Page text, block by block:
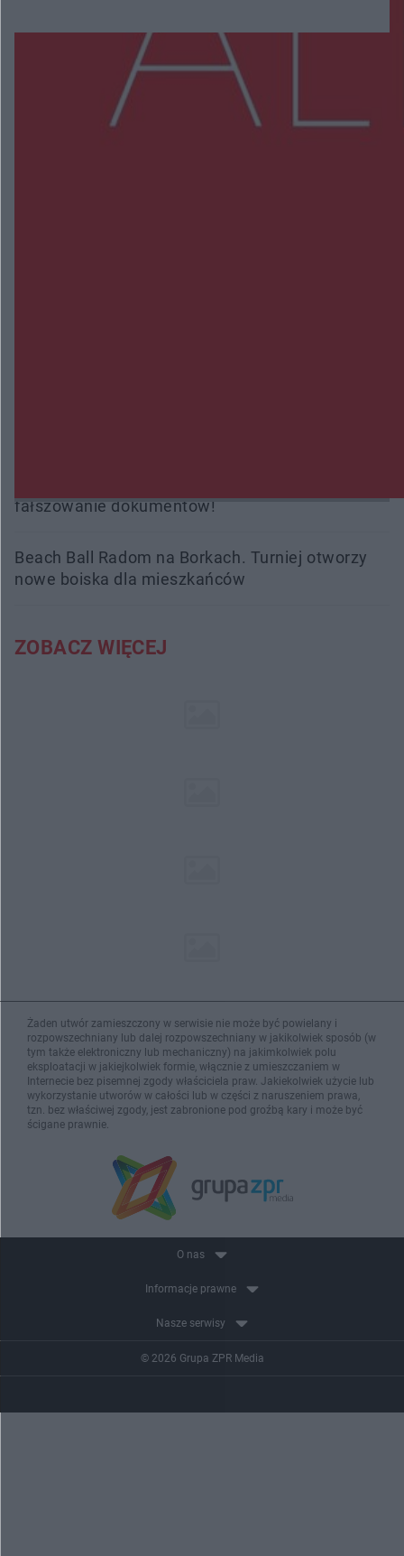
Więcej
fałszowanie dokumentów!
Beach Ball Radom na Borkach. Turniej otworzy
nowe boiska dla mieszkańców
ZOBACZ WIĘCEJ
Żaden utwór zamieszczony w serwisie nie może być powielany i
rozpowszechniany lub dalej rozpowszechniany w jakikolwiek sposób (w
tym także elektroniczny lub mechaniczny) na jakimkolwiek polu
eksploatacji w jakiejkolwiek formie, włącznie z umieszczaniem w
Internecie bez pisemnej zgody właściciela praw. Jakiekolwiek użycie lub
wykorzystanie utworów w całości lub w części z naruszeniem prawa,
tzn. bez właściwej zgody, jest zabronione pod groźbą kary i może być
ścigane prawnie.
O nas
Informacje prawne
Nasze serwisy
© 2026 Grupa ZPR Media